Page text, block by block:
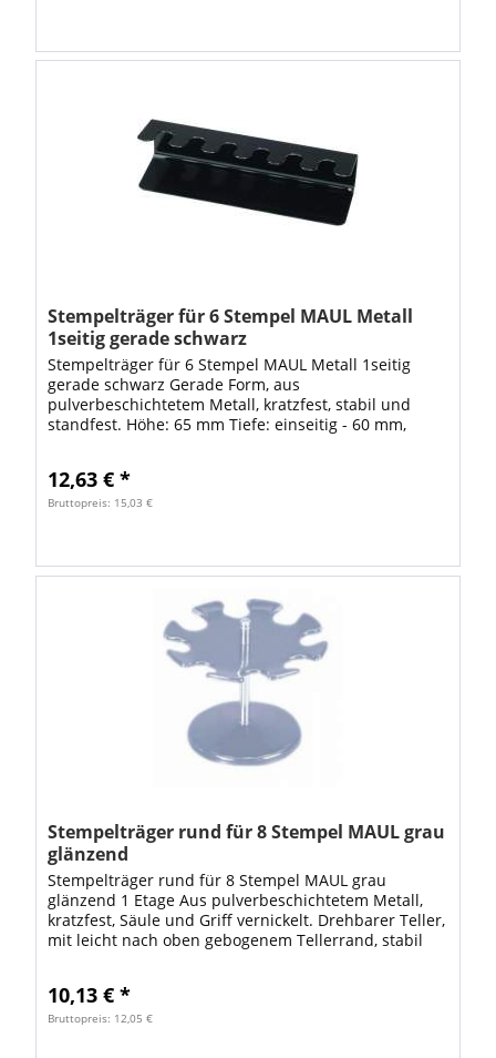
Stempelträger für 6 Stempel MAUL Metall
1seitig gerade schwarz
Stempelträger für 6 Stempel MAUL Metall 1seitig
gerade schwarz Gerade Form, aus
pulverbeschichtetem Metall, kratzfest, stabil und
standfest. Höhe: 65 mm Tiefe: einseitig - 60 mm,
12,63 € *
Bruttopreis: 15,03 €
Stempelträger rund für 8 Stempel MAUL grau
glänzend
Stempelträger rund für 8 Stempel MAUL grau
glänzend 1 Etage Aus pulverbeschichtetem Metall,
kratzfest, Säule und Griff vernickelt. Drehbarer Teller,
mit leicht nach oben gebogenem Tellerrand, stabil
10,13 € *
Bruttopreis: 12,05 €